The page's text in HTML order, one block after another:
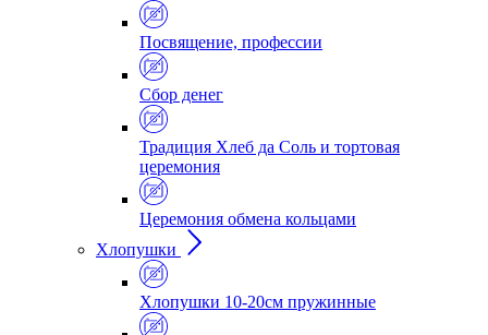
Посвящение, профессии
Сбор денег
Традиция Хлеб да Соль и тортовая
церемония
Церемония обмена кольцами
Хлопушки
Хлопушки 10-20см пружинные